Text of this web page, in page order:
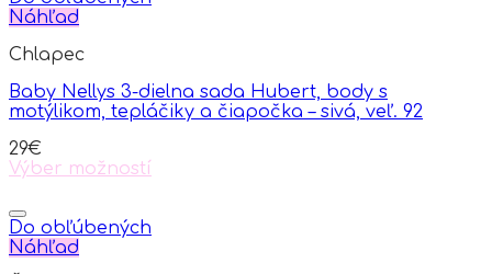
Náhľad
Chlapec
Baby Nellys 3-dielna sada Hubert, body s
motýlikom, tepláčiky a čiapočka – sivá, veľ. 92
29€
Výber možností
product
has
multiple
Do obľúbených
Náhľad